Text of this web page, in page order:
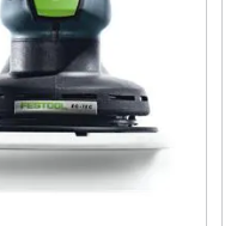
Sicurezza e
Telecamere
Termostato
Telecamere